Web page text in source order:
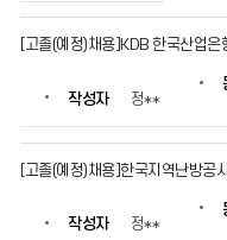
[고졸(예정)채용]KDB 한국산업
작성자 정**
[고졸(예정)채용]한국지역난방
작성자 정**